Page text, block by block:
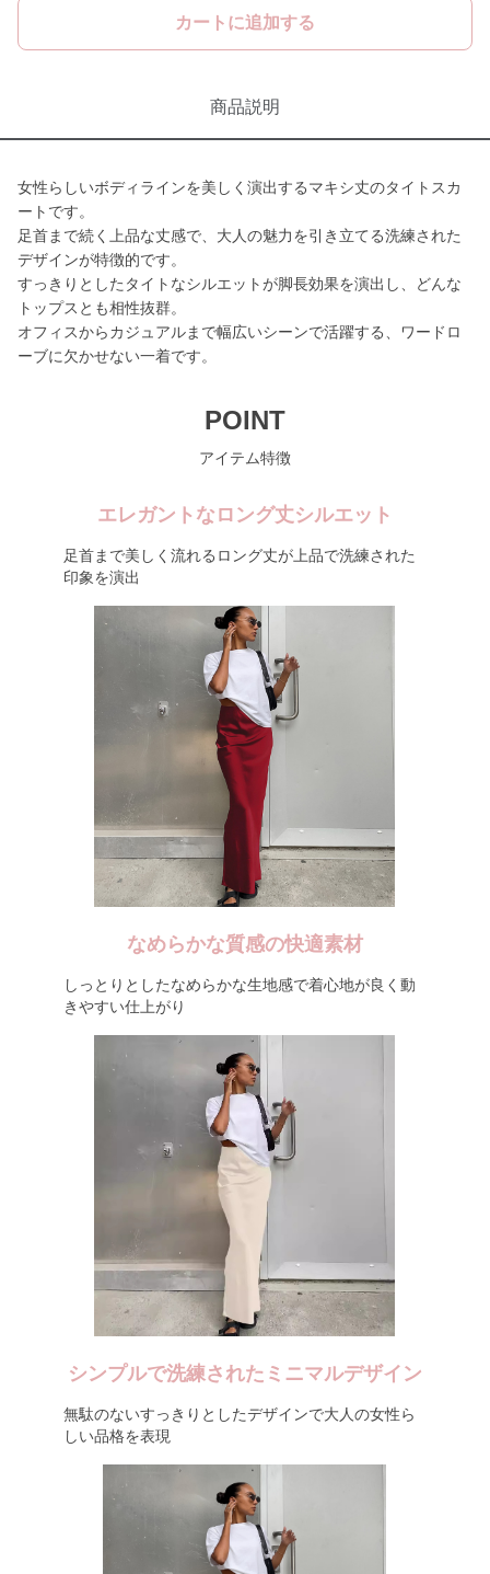
カートに追加する
商品説明
女性らしいボディラインを美しく演出するマキシ丈のタイトスカ
ートです。
足首まで続く上品な丈感で、大人の魅力を引き立てる洗練された
デザインが特徴的です。
すっきりとしたタイトなシルエットが脚長効果を演出し、どんな
トップスとも相性抜群。
オフィスからカジュアルまで幅広いシーンで活躍する、ワードロ
ーブに欠かせない一着です。
POINT
アイテム特徴
エレガントなロング丈シルエット
足首まで美しく流れるロング丈が上品で洗練された
印象を演出
なめらかな質感の快適素材
しっとりとしたなめらかな生地感で着心地が良く動
きやすい仕上がり
シンプルで洗練されたミニマルデザイン
無駄のないすっきりとしたデザインで大人の女性ら
しい品格を表現